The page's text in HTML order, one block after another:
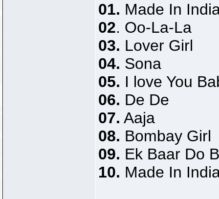
01. Made In
02. Oo-La-La
03. Lover Girl
04. Sona
05. I love You
06. De De
07. Aaja
08. Bombay Girl
09. Ek Baar Do
10. Made In